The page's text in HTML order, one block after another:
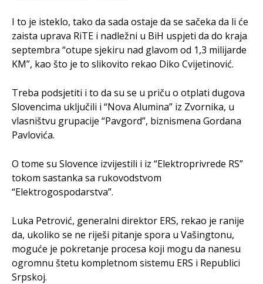
I to je isteklo, tako da sada ostaje da se sačeka da li će
zaista uprava RiTE i nadležni u BiH uspjeti da do kraja
septembra “otupe sjekiru nad glavom od 1,3 milijarde
KM”, kao što je to slikovito rekao Diko Cvijetinović.
Treba podsjetiti i to da su se u priču o otplati dugova
Slovencima uključili i “Nova Alumina” iz Zvornika, u
vlasništvu grupacije “Pavgord”, biznismena Gordana
Pavlovića.
O tome su Slovence izvijestili i iz “Elektroprivrede RS”
tokom sastanka sa rukovodstvom
“Elektrogospodarstva”.
Luka Petrović, generalni direktor ERS, rekao je ranije
da, ukoliko se ne riješi pitanje spora u Vašingtonu,
moguće je pokretanje procesa koji mogu da nanesu
ogromnu štetu kompletnom sistemu ERS i Republici
Srpskoj.